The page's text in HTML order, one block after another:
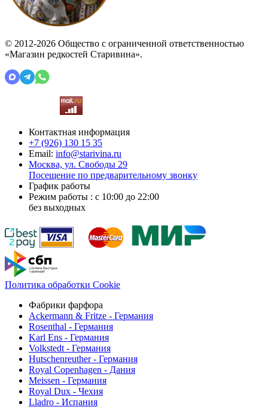
© 2012-2026 Общество с ограниченной ответственностью
«Магазин редкостей Старивина».
Контактная информация
+7 (926) 130 15 35
Email: info@starivina.ru
Москва, ул. Свободы 29
Посещение по предварительному звонку
График работы
Режим работы : с 10:00 до 22:00
без выходных
Политика обработки Cookie
Фабрики фарфора
Ackermann & Fritze - Германия
Rosenthal - Германия
Karl Ens - Германия
Volkstedt - Германия
Hutschenreuther - Германия
Royal Copenhagen - Дания
Meissen - Германия
Royal Dux - Чехия
Lladro - Испания